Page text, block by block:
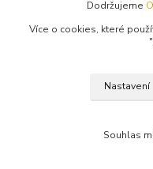
1,5 g, délka 9 cm
Průběžný
ks
Dodržujeme
Více o cookies, které
Nastavení
Souhlas